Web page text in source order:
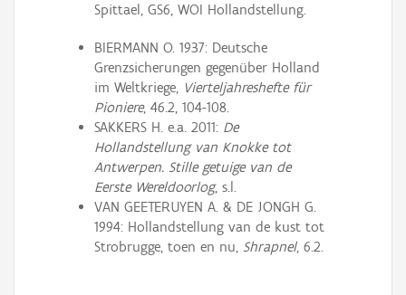
Spittael, GS6, WOI Hollandstellung.
BIERMANN O. 1937: Deutsche
Grenzsicherungen gegenüber Holland
im Weltkriege, Vierteljahreshefte für
Pioniere, 46.2, 104-108.
SAKKERS H. e.a. 2011: De
Hollandstellung van Knokke tot
Antwerpen. Stille getuige van de
Eerste Wereldoorlog, s.l.
VAN GEETERUYEN A. & DE JONGH G.
1994: Hollandstellung van de kust tot
Strobrugge, toen en nu, Shrapnel, 6.2.